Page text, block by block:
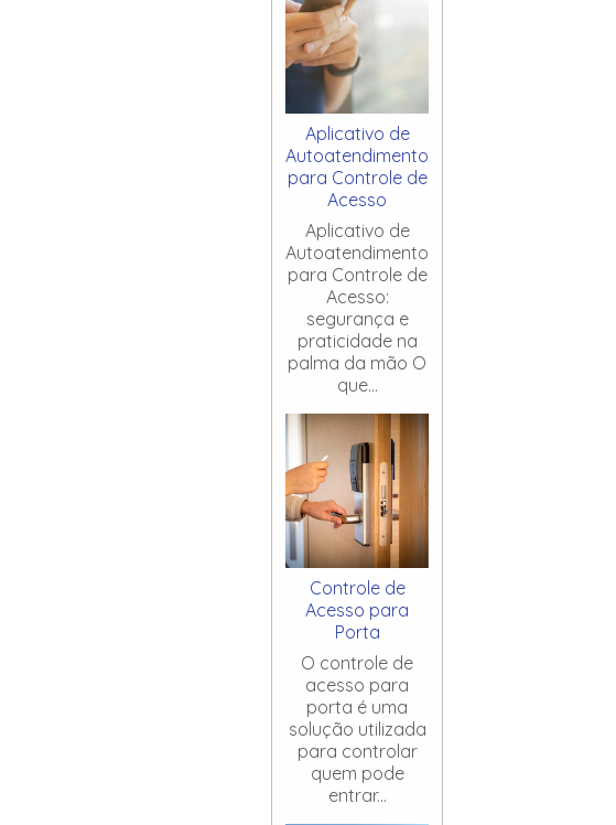
Aplicativo de
Autoatendimento
para Controle de
Acesso
Aplicativo de
Autoatendimento
para Controle de
Acesso:
segurança e
praticidade na
palma da mão O
que...
Controle de
Acesso para
Porta
O controle de
acesso para
porta é uma
solução utilizada
para controlar
quem pode
entrar...